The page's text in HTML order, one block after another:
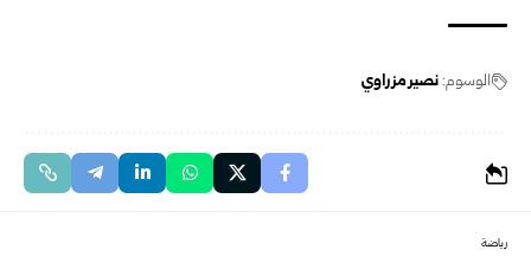
الوسوم:نصير مزراوي
رياضة